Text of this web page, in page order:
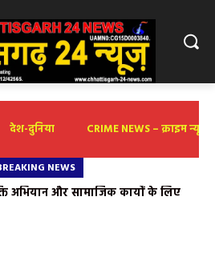
देश-दुनिया CRIME NEWS – क्राइम न्यूज़
NEWS
अभियान और सामाजिक कार्यों के लिए